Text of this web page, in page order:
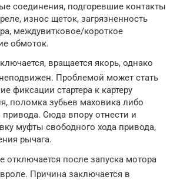
соединения, подгоревшие контакты
износ щеток, загрязненность
междувитковое/короткое
обмоток.
вращается якорь, однако
Проблемой может стать
фиксации стартера к картеру
поломка зубьев маховика либо
привода. Сюда впору отнести и
муфты свободного хода привода,
рычага.
отключается после запуска мотора
Причина заключается в